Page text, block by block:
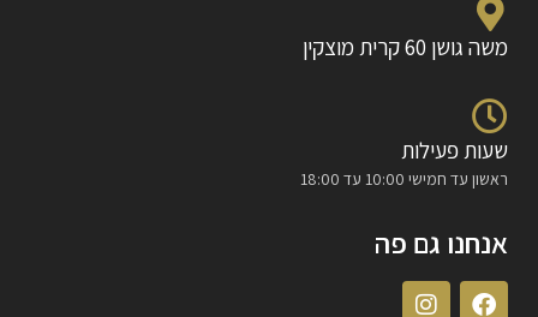
משה גושן 60 קרית מוצקין
שעות פעילות
ראשון עד חמישי 10:00 עד 18:00
אנחנו גם פה